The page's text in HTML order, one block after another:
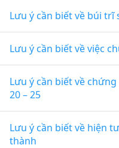
Lưu ý cần biết về búi trĩ
Lưu ý cần biết về việc
Lưu ý cần biết về
20 – 25
Lưu ý cần biết về hiện
thành